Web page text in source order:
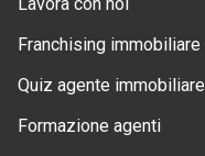
Franchising immobiliare
Quiz agente immobiliare
Formazione agenti